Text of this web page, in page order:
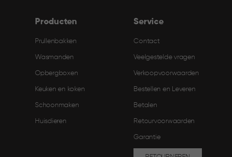
Producten
Prullenbakken
Wasmanden
Opbergboxen
Keuken en koken
Schoonmaken
Huisdieren
Service
Contact
Veelgestelde vragen
Verkoopvoorwaarden
Bestellen en Leveren​
Betalen
Retourvoorwaarden
Garantie